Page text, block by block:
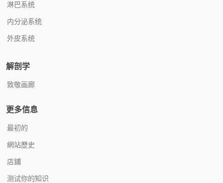
淋巴系统
内分泌系统
外皮系统
解剖学
致敬画廊
更多信息
最初的
網站歷史
店鋪
测试你的知识